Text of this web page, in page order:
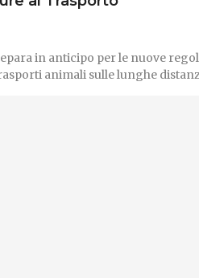
in anticipo per le nuove
animali sulle lunghe